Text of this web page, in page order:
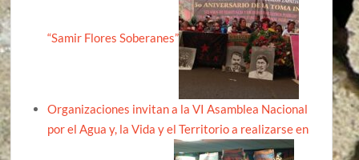
“Samir Flores Soberanes”
Organizaciones invitan a la VI Asamblea Nacional
por el Agua y, la Vida y el Territorio a realizarse en